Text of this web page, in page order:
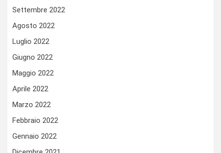
Settembre 2022
Agosto 2022
Luglio 2022
Giugno 2022
Maggio 2022
Aprile 2022
Marzo 2022
Febbraio 2022
Gennaio 2022